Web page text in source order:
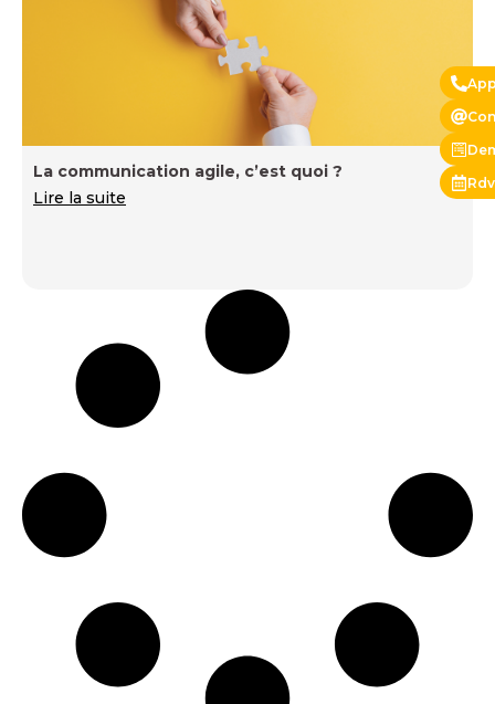
La communication agile, c’est quoi ?
Lire la suite